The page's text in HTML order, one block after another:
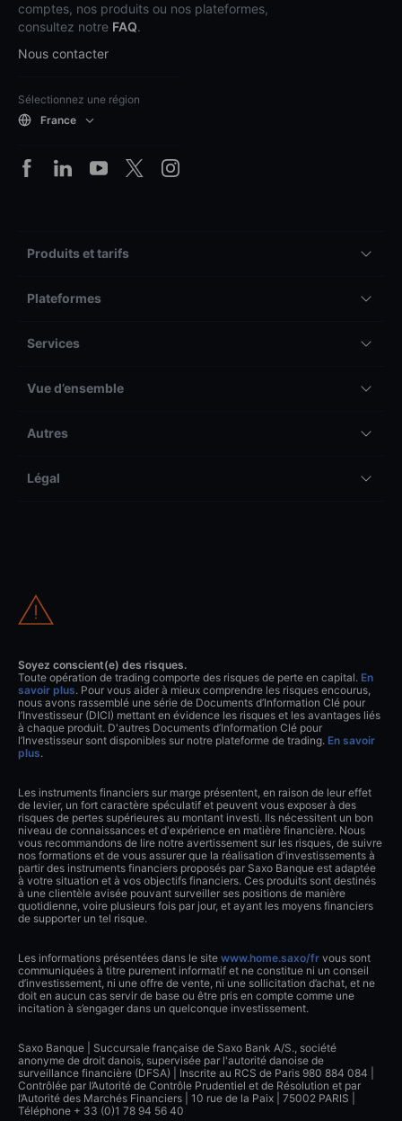
comptes, nos produits ou nos plateformes,
consultez notre FAQ.
Nous contacter
Sélectionnez une région
France
Produits et tarifs
Plateformes
Services
Vue d’ensemble
Autres
Légal
Soyez conscient(e) des risques.
Toute opération de trading comporte des risques de perte en capital. En
savoir plus. Pour vous aider à mieux comprendre les risques encourus,
nous avons rassemblé une série de Documents d’Information Clé pour
l’Investisseur (DICI) mettant en évidence les risques et les avantages liés
à chaque produit. D'autres Documents d’Information Clé pour
l’Investisseur sont disponibles sur notre plateforme de trading. En savoir
plus.
Les instruments financiers sur marge présentent, en raison de leur effet
de levier, un fort caractère spéculatif et peuvent vous exposer à des
risques de pertes supérieures au montant investi. Ils nécessitent un bon
niveau de connaissances et d'expérience en matière financière. Nous
vous recommandons de lire notre avertissement sur les risques, de suivre
nos formations et de vous assurer que la réalisation d'investissements à
partir des instruments financiers proposés par Saxo Banque est adaptée
à votre situation et à vos objectifs financiers. Ces produits sont destinés
à une clientèle avisée pouvant surveiller ses positions de manière
quotidienne, voire plusieurs fois par jour, et ayant les moyens financiers
de supporter un tel risque.
Les informations présentées dans le site www.home.saxo/fr vous sont
communiquées à titre purement informatif et ne constitue ni un conseil
d’investissement, ni une offre de vente, ni une sollicitation d’achat, et ne
doit en aucun cas servir de base ou être pris en compte comme une
incitation à s’engager dans un quelconque investissement.
Saxo Banque | Succursale française de Saxo Bank A/S., société
anonyme de droit danois, supervisée par l'autorité danoise de
surveillance financière (DFSA) | Inscrite au RCS de Paris 980 884 084 |
Contrôlée par l’Autorité de Contrôle Prudentiel et de Résolution et par
l’Autorité des Marchés Financiers | 10 rue de la Paix | 75002 PARIS |
Téléphone + 33 (0)1 78 94 56 40